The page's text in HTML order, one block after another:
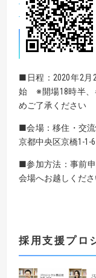
■日程：2020年2月
始 ※開場18時半、
めご了承ください
■会場：移住・交
京都中央区京橋1-1-
■参加方法：事前
会場へお越しくださ
採用支援プロ